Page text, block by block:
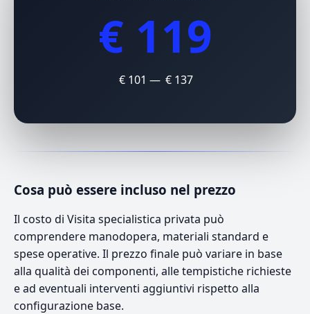
€ 119
€ 101 — € 137
Cosa può essere incluso nel prezzo
Il costo di Visita specialistica privata può
comprendere manodopera, materiali standard e
spese operative. Il prezzo finale può variare in base
alla qualità dei componenti, alle tempistiche richieste
e ad eventuali interventi aggiuntivi rispetto alla
configurazione base.